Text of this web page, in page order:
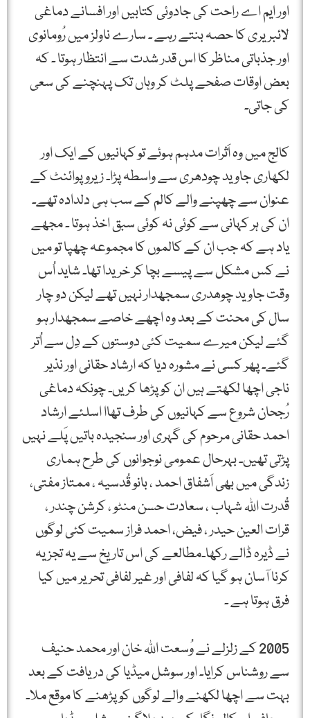
اور ایم اے راحت کی جادوئی کتابیں اور افسانے دماغی
لائبریری کا حصہ بنتے رہے ۔ سارے ناولز میں رُومانوی
اور جذباتی مناظر کا اس قدر شدت سے انتظار ہوتا ۔ کہ
بعض اوقات صفحے پلٹ کر وہاں تک پہنچنے کی سعی
کی جاتی۔
کالج میں وہ اَثرات مدہم ہوئے تو کہانیوں کے ایک اور
لکھاری جاوید چودھری سے واسطہ پڑا۔ زیرو پوائنٹ کے
عنوان سے چھپنے والے کالم کے سب ہی دلدادہ تھے۔
ان کی ہر کہانی سے کوئی نہ کوئی سبق اخذ ہوتا ۔ مجھے
یاد ہے کہ جب ان کے کالموں کا مجموعہ چھپا تو میں
نے کس مشکل سے پیسے بچا کر خریدا تھا۔ شاید اُس
وقت جاوید چوھدری سمجھدار نہیں تھے لیکن دو چار
سال کی محنت کے بعد وہ اچھے خاصے سمجھدار ہو
گئے لیکن میرے سمیت کئی دوستوں کے دِل سے اُتر
گئے۔ پھر کسی نے مشورہ دیا کہ ارشاد حقانی اور نذیر
ناجی اچھا لکھتے ہیں ان کو پڑھا کریں۔ چونکہ دماغی
رُجحان شروع سے کہانیوں کی طرف تھاا اسلئے ارشاد
احمد حقانی مرحوم کی گہری اور سنجیدہ باتیں پَلے نہیں
پڑتی تھیں۔ بہرحال عمومی نوجوانوں کی طرح ہماری
زندگی میں بھی اَشفاق احمد ، بانو قُدسیہ ، ممتاز مفتی،
قُدرت اللہ شہاب ، سعادت حسن منٹو ، کرشن چندر ،
قرات العین حیدر ، فیض، احمد فراز سمیت کئی لوگوں
نے ڈیرہ ڈالے رکھا۔مطالعے کی اس تاریخ سے یہ تجزیہ
کرنا آسان ہو گیا کہ لفافی اور غیر لفافی تحریر میں کیا
فرق ہوتا ہے ۔
2005 کے زلزلے نے وُسعت اللہ خان اور محمد حنیف
سے روشناس کرایا۔ اور سوشل میڈیا کی دریافت کے بعد
بہت سے اچھا لکھنے والے لوگوں کو پڑھنے کا موقع ملا۔